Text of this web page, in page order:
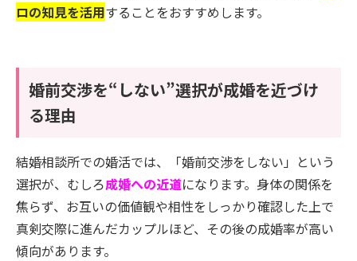
ロの知見を活用することをおすすめします。
婚前交渉を“しない”選択が成婚を近づけ
る理由
結婚相談所での婚活では、「婚前交渉をしない」という
選択が、むしろ成婚への近道になります。身体の関係を
焦らず、お互いの価値観や相性をしっかり確認した上で
真剣交際に進んだカップルほど、その後の成婚率が高い
傾向があります。